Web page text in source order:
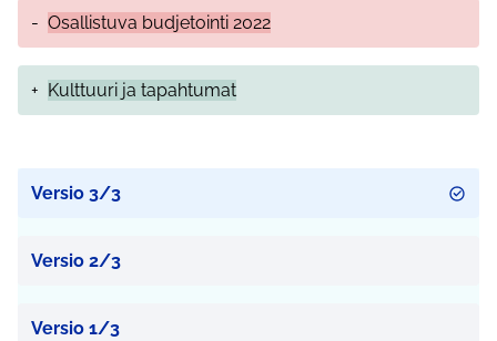
- Osallistuva budjetointi 2022
+ Kulttuuri ja tapahtumat
Versio 3/3
Versio 2/3
Versio 1/3